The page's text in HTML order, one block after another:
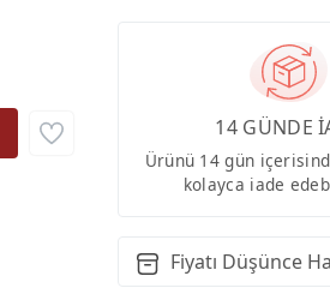
14 GÜNDE
Ürünü 14 gün
kolayca iade
Fiyatı Düşünce